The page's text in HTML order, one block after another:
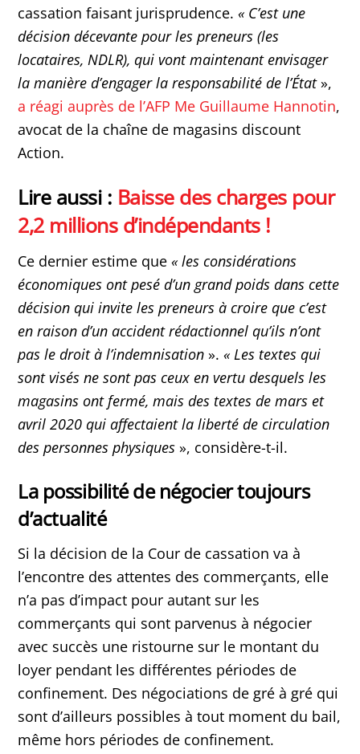
cassation faisant jurisprudence.« C’est une
décision décevante pour les preneurs (les
locataires, NDLR), qui vont maintenant envisager
la manière d’engager la responsabilité de l’État»,
a réagi auprès de l’AFP Me Guillaume Hannotin,
avocat de la chaîne de magasins discount
Action.
Lire aussi : Baisse des charges pour
2,2 millions d’indépendants !
Ce dernier estime que« les considérations
économiques ont pesé d’un grand poids dans cette
décision qui invite les preneurs à croire que c’est
en raison d’un accident rédactionnel qu’ils n’ont
pas le droit à l’indemnisation ».« Les textes qui
sont visés ne sont pas ceux en vertu desquels les
magasins ont fermé, mais des textes de mars et
avril 2020 qui affectaient la liberté de circulation
des personnes physiques », considère-t-il.
La possibilité de négocier toujours
d’actualité
Si la décision de la Cour de cassation va à
l’encontre des attentes des commerçants, elle
n’a pas d’impact pour autant sur les
commerçants qui sont parvenus à négocier
avec succès une ristourne sur le montant du
loyer pendant les différentes périodes de
confinement. Des négociations de gré à gré qui
sont d’ailleurs possibles à tout moment du bail,
même hors périodes de confinement.